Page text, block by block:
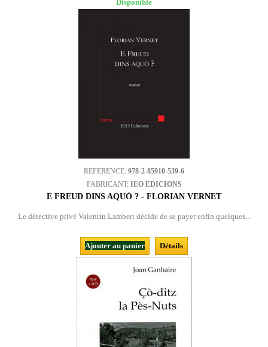
Disponible
REFERENCE: 978-2-85910-539-6
FABRICANT: IEO EDICIONS
E FREUD DINS AQUÒ ? - FLORIAN VERNET
Le détective privé Valentin Lambert décide de se payer enfin quelques...
Ajouter au panier Détails